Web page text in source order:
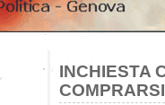
INCHIESTA